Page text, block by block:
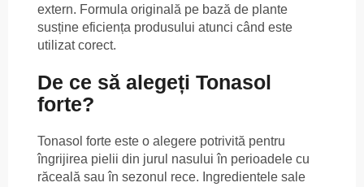
extern. Formula originală pe bază de plante
susține eficiența produsului atunci când este
utilizat corect.
De ce să alegeți Tonasol
forte?
Tonasol forte este o alegere potrivită pentru
îngrijirea pielii din jurul nasului în perioadele cu
răceală sau în sezonul rece. Ingredientele sale